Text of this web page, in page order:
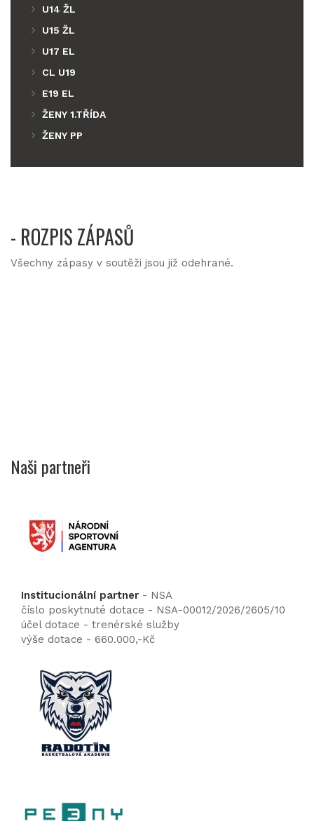
U14 ŽL
U15 ŽL
U17 EL
CL U19
E19 EL
ŽENY 1.TŘÍDA
ŽENY PP
- ROZPIS ZÁPASŮ
Všechny zápasy v soutěži jsou již odehrané.
Naši partneři
Institucionální partner - NSA
číslo poskytnuté dotace - NSA-00012/2026/2605/10
účel dotace - trenérské služby
výše dotace - 660.000,-Kč